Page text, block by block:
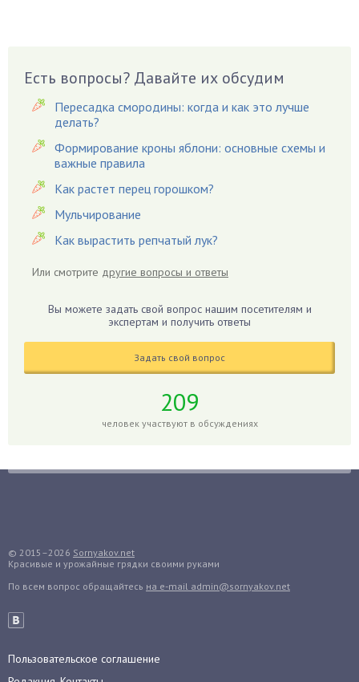
Вредители
Гардения
Гацания
Гвоздики
Георгины
Герань
Гиацинт
Гибискус
Гладиолусы
Голубика
Груши
Дайкон
Декабрист
Денежное дерево
Есть вопросы? Давайте их обсудим
Пересадка смородины: когда и как это лучше
делать?
Формирование кроны яблони: основные схемы и
важные правила
Как растет перец горошком?
Мульчирование
Как вырастить репчатый лук?
Или смотрите другие вопросы и ответы
Вы можете задать свой вопрос нашим посетителям и
экспертам и получить ответы
Задать свой вопрос
209
человек участвуют в обсуждениях
© 2015–2026 Sornyakov.net
Красивые и урожайные грядки своими руками
По всем вопрос обращайтесь на e-mail admin@sornyakov.net
Пользовательское соглашение